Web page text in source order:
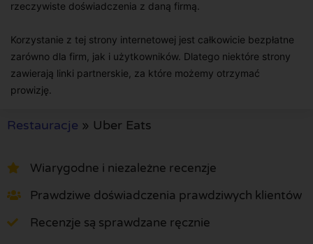
rzeczywiste doświadczenia z daną firmą.
Korzystanie z tej strony internetowej jest całkowicie bezpłatne
zarówno dla firm, jak i użytkowników. Dlatego niektóre strony
zawierają linki partnerskie, za które możemy otrzymać
prowizję.
Restauracje » Uber Eats
Wiarygodne i niezależne recenzje
Prawdziwe doświadczenia prawdziwych klientów
Recenzje są sprawdzane ręcznie